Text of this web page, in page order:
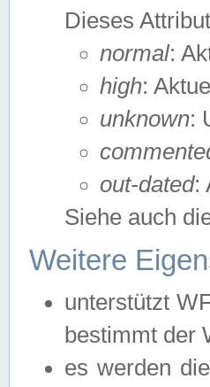
Dieses
normal:
high:
unknown:
out-dated:
Siehe auch
Weitere
unterstützt
bestimmt der
es werden